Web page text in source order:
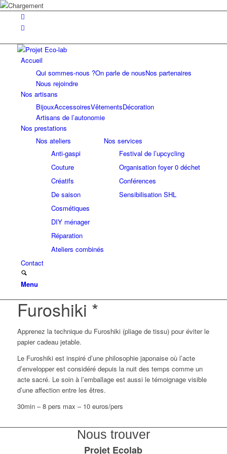
Accueil
Qui sommes-nous ?On parle de nousNos partenaires
Nous rejoindre
Nos artisans
BijouxAccessoiresVêtementsDécoration
Artisans de l’autonomie
Nos prestations
Nos ateliers
Anti-gaspi
Couture
Créatifs
De saison
Cosmétiques
DIY ménager
Réparation
Ateliers combinés
Nos services
Festival de l’upcycling
Organisation foyer 0 déchet
Conférences
Sensibilisation SHL
Contact
Menu
Furoshiki *
Apprenez la technique du Furoshiki (pliage de tissu) pour éviter le
papier cadeau jetable.
Le Furoshiki est inspiré d’une philosophie japonaise où l’acte
d’envelopper est considéré depuis la nuit des temps comme un
acte sacré. Le soin à l’emballage est aussi le témoignage visible
d’une affection entre les êtres.
30min – 8 pers max – 10 euros/pers
Nous trouver
Projet Ecolab